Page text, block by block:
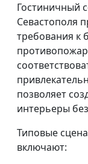
Гостиничный
Севастополя
требования к
позволяет
интерьеры
Типовые
включают: